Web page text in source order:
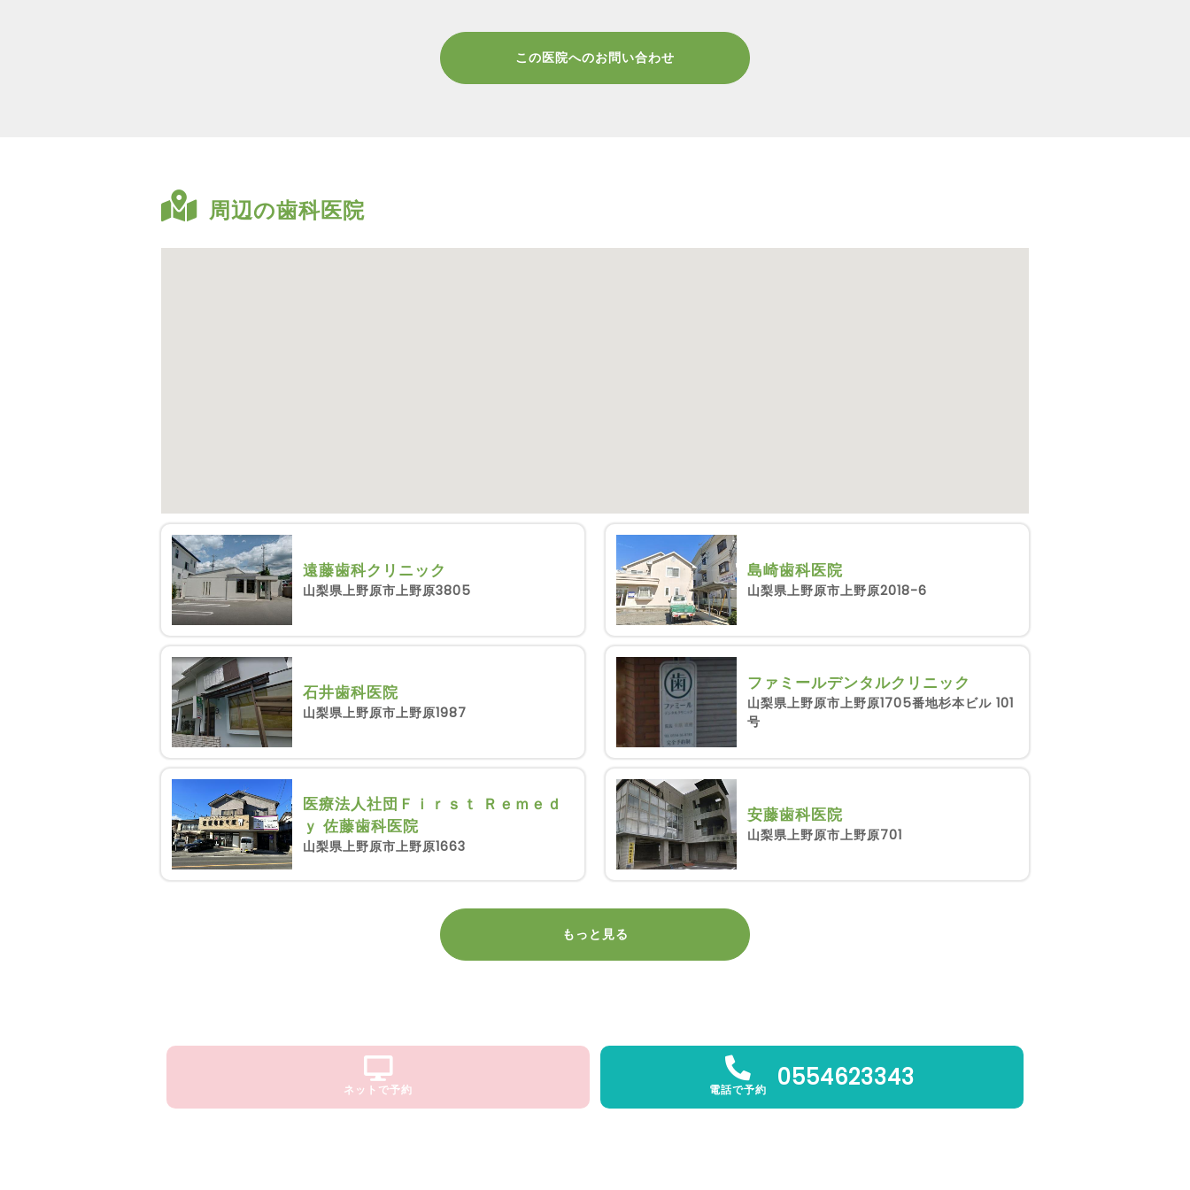
この医院へのお問い合わせ
周辺の歯科医院
遠藤歯科クリニック
山梨県上野原市上野原3805
石井歯科医院
山梨県上野原市上野原1987
医療法人社団Ｆｉｒｓｔ Ｒｅｍｅｄ
ｙ 佐藤歯科医院
山梨県上野原市上野原1663
島崎歯科医院
山梨県上野原市上野原2018-6
ファミールデンタルクリニック
山梨県上野原市上野原1705番地杉本ビル 101
号
安藤歯科医院
山梨県上野原市上野原701
もっと見る
ネットで予約 電話で予約 0554623343